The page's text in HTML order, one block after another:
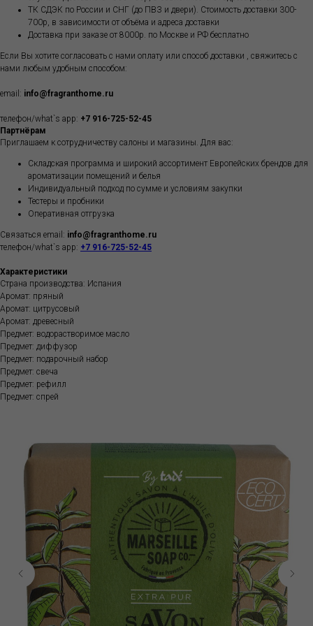
ТК СДЭК по России и СНГ (до ПВЗ и двери). Стоимость доставки 300-
700р, в зависимости от объёма и адреса доставки
Доставка при заказе от 8000р. по Москве и РФ бесплатно
Если Вы хотите согласовать с нами оплату или способ доставки , свяжитесь с
нами любым удобным способом:
email: info@fragranthome.ru
телефон/what`s app: +7 916-725-52-45
Партнёрам
Приглашаем к сотрудничеству салоны и магазины. Для вас:
Складская программа и широкий ассортимент Европейских брендов для
ароматизации помещений и белья
Индивидуальный подход по сумме и условиям закупки
Тестеры и пробники
Оперативная отгрузка
Связаться email: info@fragranthome.ru
телефон/what`s app: +7 916-725-52-45
Характеристики
Страна производства: Испания
Аромат: пряный
Аромат: цитрусовый
Аромат: древесный
Предмет: водорастворимое масло
Предмет: диффузор
Предмет: подарочный набор
Предмет: свеча
Предмет: рефилл
Предмет: спрей